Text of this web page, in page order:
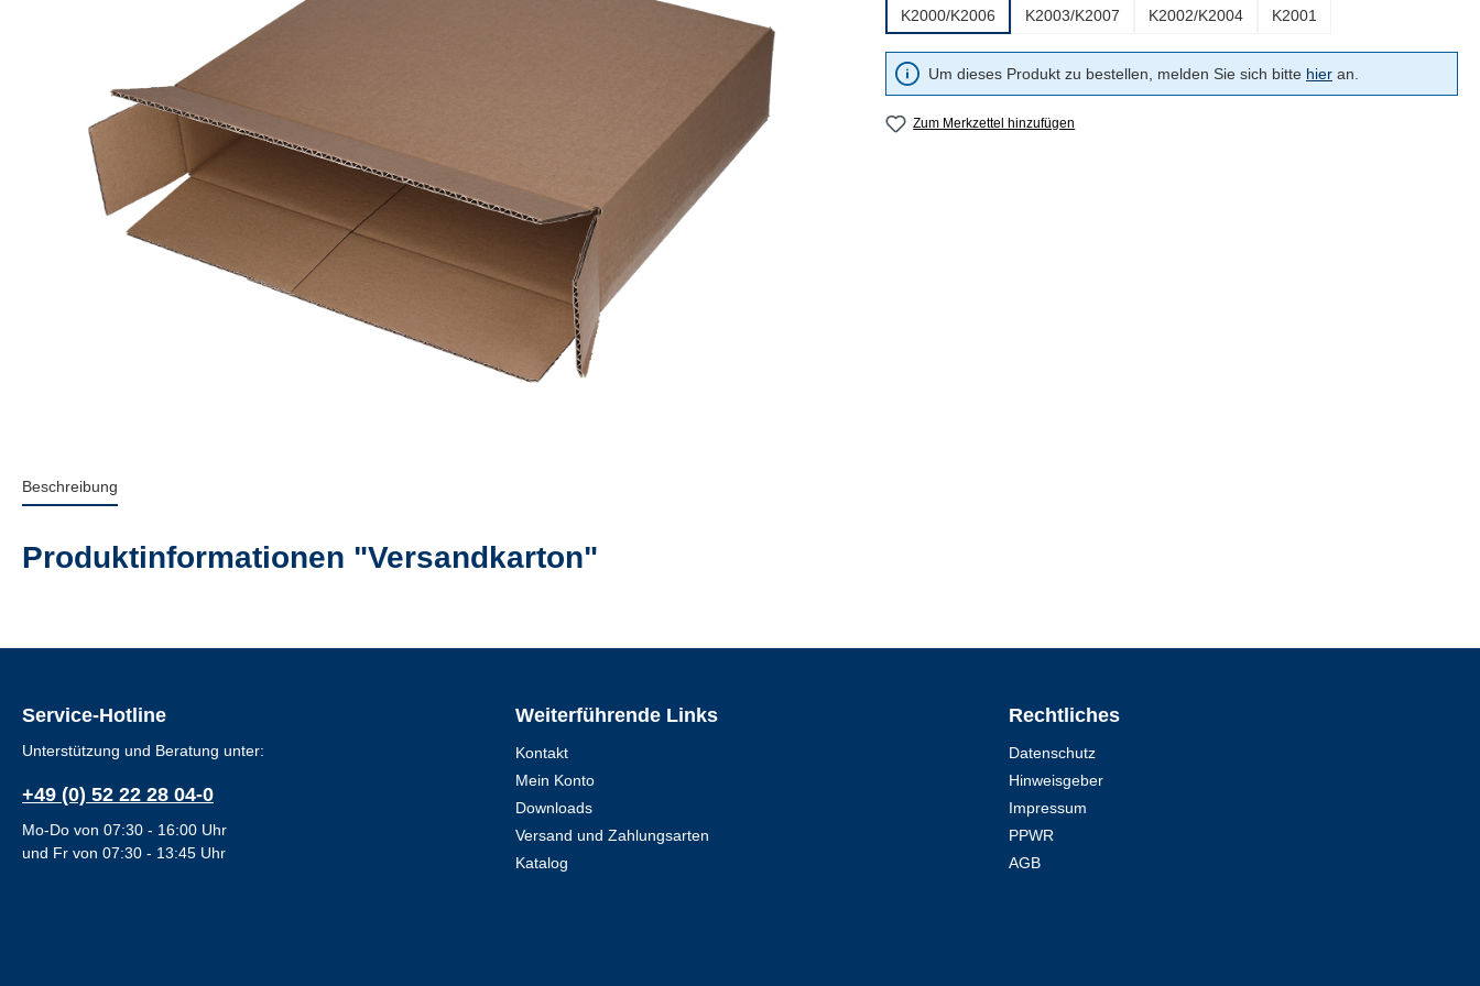
K2000/K2006
K2003/K2007 K2002/K2004 K2001
Um dieses Produkt zu bestellen, melden Sie sich bitte hier an.
Zum Merkzettel hinzufügen
Beschreibung
Produktinformationen "Versandkarton"
Service-Hotline
Unterstützung und Beratung unter:
+49 (0) 52 22 28 04-0
Mo-Do von 07:30 - 16:00 Uhr
und Fr von 07:30 - 13:45 Uhr
Weiterführende Links
Kontakt
Mein Konto
Downloads
Versand und Zahlungsarten
Katalog
Rechtliches
Datenschutz
Hinweisgeber
Impressum
PPWR
AGB